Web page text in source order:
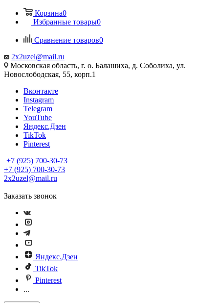
Корзина0
Избранные товары0
Сравнение товаров0
2x2uzel@mail.ru
Московская область, г. о. Балашиха, д. Соболиха, ул.
Новослободская, 55, корп.1
Вконтакте
Instagram
Telegram
YouTube
Яндекс.Дзен
TikTok
Pinterest
+7 (925) 700-30-73
+7 (925) 700-30-73
2x2uzel@mail.ru
Заказать звонок
Яндекс.Дзен
TikTok
Pinterest
...